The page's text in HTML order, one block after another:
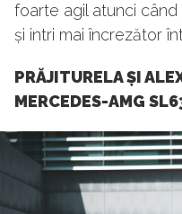
foarte agil atunci
și intri mai încrezător
PRĂJITURELA ȘI
MERCEDES-AMG